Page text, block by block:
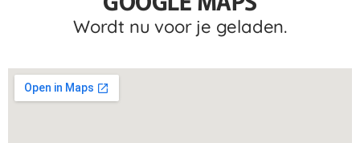
Wordt nu voor je geladen.